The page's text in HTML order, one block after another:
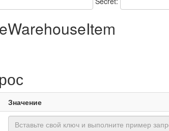
Значение